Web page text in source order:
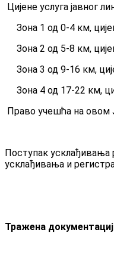
Цијене услуга јавног
Зона 1 од 0-4 км,
Зона 2 од 5-8 км,
Зона 3 од 9-16 км,
Зона 4 од 17-22 км,
Право учешћа на овом
Поступак усклађивања
усклађивања и
Тражена